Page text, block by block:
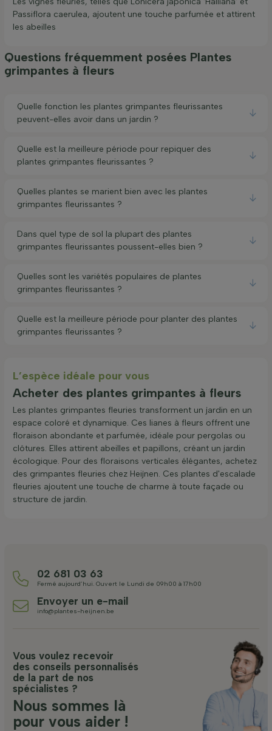
Passiflora caerulea, ajoutent une touche parfumée et attirent
les abeilles
Questions fréquemment posées Plantes
grimpantes à fleurs
Quelle fonction les plantes grimpantes fleurissantes
peuvent-elles avoir dans un jardin ?
Quelle est la meilleure période pour repiquer des
plantes grimpantes fleurissantes ?
Quelles plantes se marient bien avec les plantes
grimpantes fleurissantes ?
Dans quel type de sol la plupart des plantes
grimpantes fleurissantes poussent-elles bien ?
Quelles sont les variétés populaires de plantes
grimpantes fleurissantes ?
Quelle est la meilleure période pour planter des plantes
grimpantes fleurissantes ?
L’espèce idéale pour vous
Acheter des plantes grimpantes à fleurs
Les plantes grimpantes fleuries transforment un jardin en un
espace coloré et dynamique. Ces lianes à fleurs offrent une
floraison abondante et parfumée, idéale pour pergolas ou
clôtures. Elles attirent abeilles et papillons, créant un jardin
écologique. Pour des floraisons verticales élégantes, achetez
des grimpantes fleuries chez Heijnen. Ces plantes d'escalade
fleuries ajoutent une touche de charme à toute façade ou
structure de jardin.
02 681 03 63
Fermé aujourd’hui. Ouvert le Lundi de 09h00 à 17h00
Envoyer un e-mail
info@plantes-heijnen.be
Vous voulez recevoir
des conseils personnalisés
de la part de nos
spécialistes ?
Nous sommes là
pour vous aider !